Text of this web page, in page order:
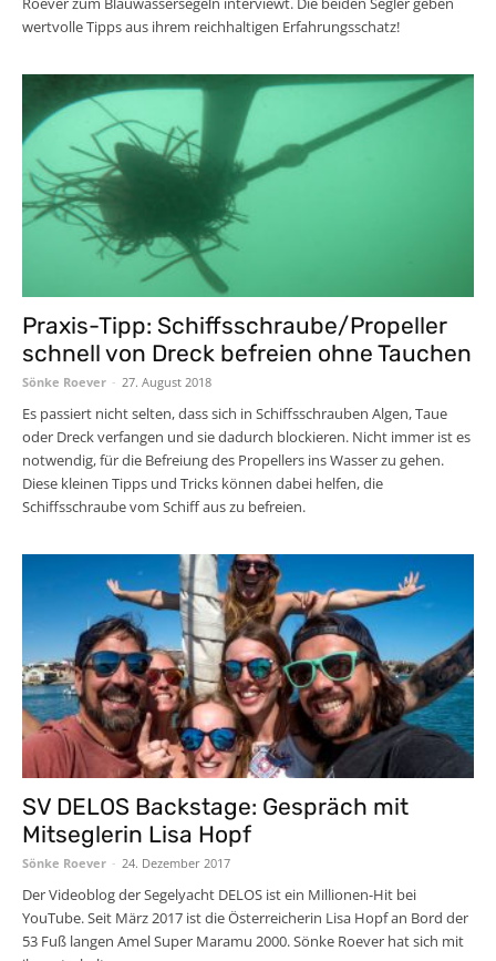
wertvolle Tipps aus ihrem reichhaltigen Erfahrungsschatz!
Praxis-Tipp: Schiffsschraube/Propeller
schnell von Dreck befreien ohne Tauchen
Sönke Roever - 27. August 2018
Es passiert nicht selten, dass sich in Schiffsschrauben Algen, Taue
oder Dreck verfangen und sie dadurch blockieren. Nicht immer ist es
notwendig, für die Befreiung des Propellers ins Wasser zu gehen.
Diese kleinen Tipps und Tricks können dabei helfen, die
Schiffsschraube vom Schiff aus zu befreien.
SV DELOS Backstage: Gespräch mit
Mitseglerin Lisa Hopf
Sönke Roever - 24. Dezember 2017
Der Videoblog der Segelyacht DELOS ist ein Millionen-Hit bei
YouTube. Seit März 2017 ist die Österreicherin Lisa Hopf an Bord der
53 Fuß langen Amel Super Maramu 2000. Sönke Roever hat sich mit